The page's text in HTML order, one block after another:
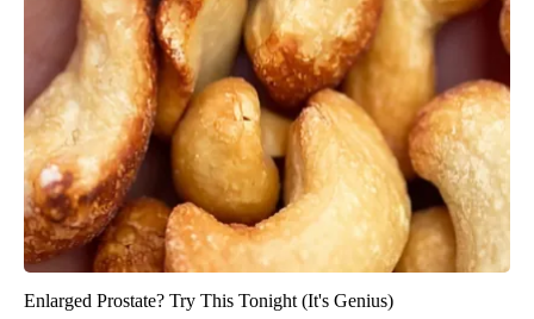
Enlarged Prostate? Try This Tonight (It's Genius)